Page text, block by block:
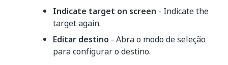
Indicate target on screen - Indicate the
target again.
Editar destino - Abra o modo de seleção
para configurar o destino.